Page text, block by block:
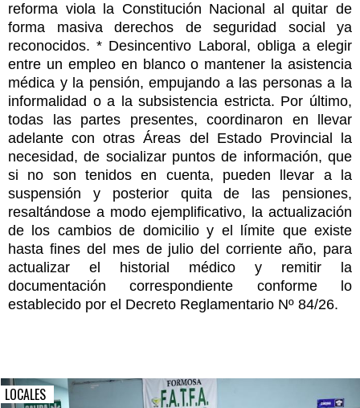
reforma viola la Constitución Nacional al quitar de
forma masiva derechos de seguridad social ya
reconocidos. * Desincentivo Laboral, obliga a elegir
entre un empleo en blanco o mantener la asistencia
médica y la pensión, empujando a las personas a la
informalidad o a la subsistencia estricta. Por último,
todas las partes presentes, coordinaron en llevar
adelante con otras Áreas del Estado Provincial la
necesidad, de socializar puntos de información, que
si no son tenidos en cuenta, pueden llevar a la
suspensión y posterior quita de las pensiones,
resaltándose a modo ejemplificativo, la actualización
de los cambios de domicilio y el límite que existe
hasta fines del mes de julio del corriente año, para
actualizar el historial médico y remitir la
documentación correspondiente conforme lo
establecido por el Decreto Reglamentario Nº 84/26.
LOCALES